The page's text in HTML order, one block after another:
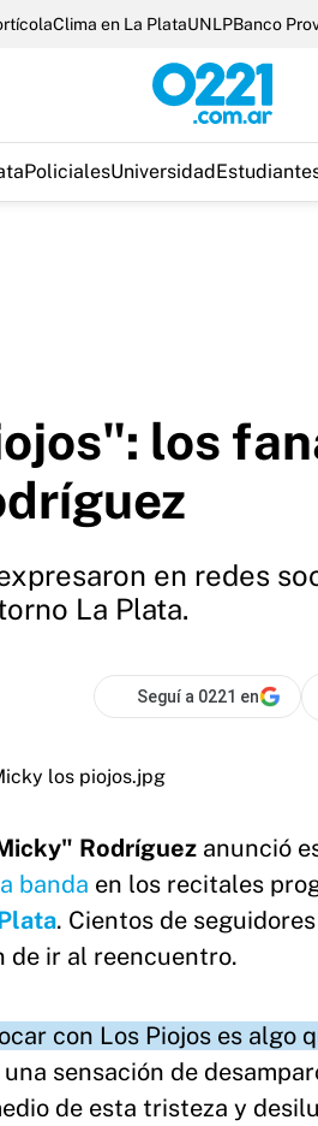
Clima en La PlataUNLPBanco
PolicialesUniversidad
los
en redes
La Plata.
Seguí a 0221 en
Rodríguez anunció
banda en los recitales
. Cientos de
de ir al reencuentro.
con Los Piojos es algo
sensación de
de esta tristeza y